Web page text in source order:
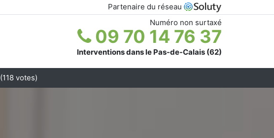
Partenaire du réseau
Numéro non surtaxé
09 70 14 76 37
Interventions dans le Pas-de-Calais (62)
(118 votes)